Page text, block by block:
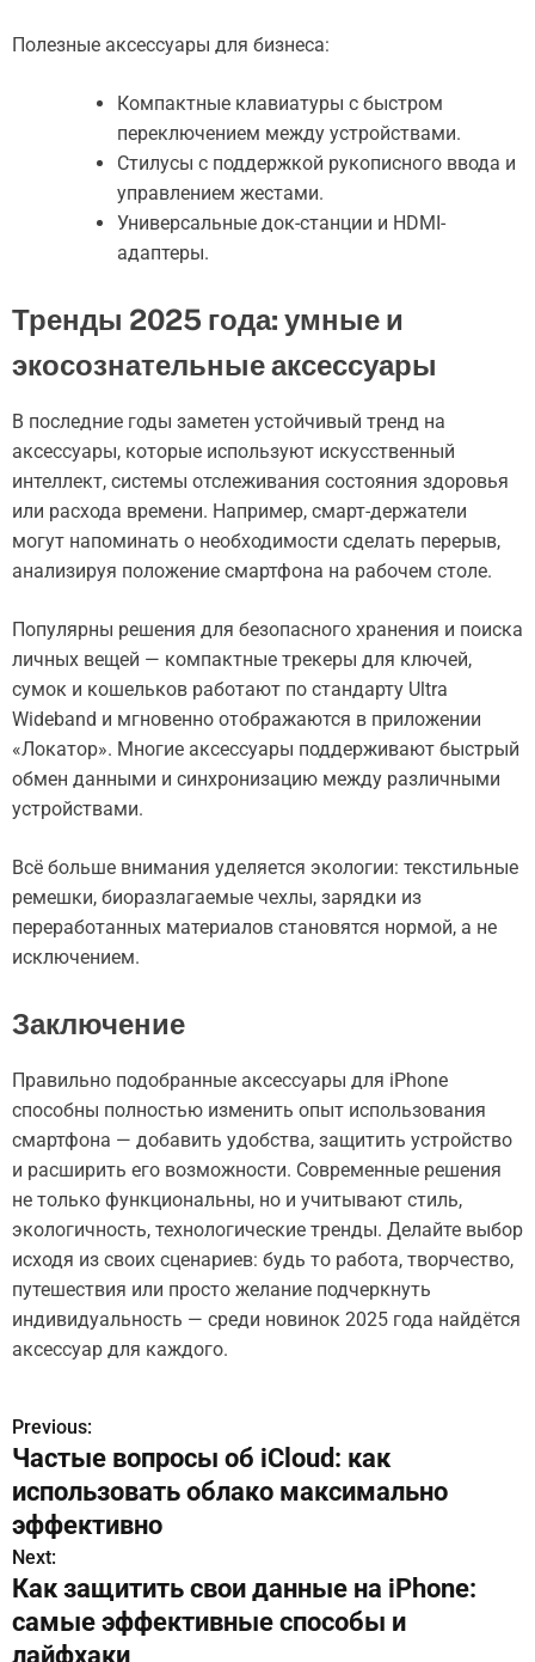
Полезные аксессуары для бизнеса:
Компактные клавиатуры с быстром
переключением между устройствами.
Стилусы с поддержкой рукописного ввода и
управлением жестами.
Универсальные док-станции и HDMI-
адаптеры.
Тренды 2025 года: умные и
экосознательные аксессуары
В последние годы заметен устойчивый тренд на
аксессуары, которые используют искусственный
интеллект, системы отслеживания состояния здоровья
или расхода времени. Например, смарт-держатели
могут напоминать о необходимости сделать перерыв,
анализируя положение смартфона на рабочем столе.
Популярны решения для безопасного хранения и поиска
личных вещей — компактные трекеры для ключей,
сумок и кошельков работают по стандарту Ultra
Wideband и мгновенно отображаются в приложении
«Локатор». Многие аксессуары поддерживают быстрый
обмен данными и синхронизацию между различными
устройствами.
Всё больше внимания уделяется экологии: текстильные
ремешки, биоразлагаемые чехлы, зарядки из
переработанных материалов становятся нормой, а не
исключением.
Заключение
Правильно подобранные аксессуары для iPhone
способны полностью изменить опыт использования
смартфона — добавить удобства, защитить устройство
и расширить его возможности. Современные решения
не только функциональны, но и учитывают стиль,
экологичность, технологические тренды. Делайте выбор
исходя из своих сценариев: будь то работа, творчество,
путешествия или просто желание подчеркнуть
индивидуальность — среди новинок 2025 года найдётся
аксессуар для каждого.
Н
а
в
и
г
Previous:
Частые вопросы об iCloud: как
использовать облако максимально
эффективно
Next:
Как защитить свои данные на iPhone:
самые эффективные способы и
лайфхаки